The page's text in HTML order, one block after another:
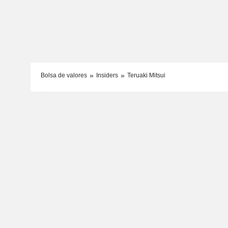
Bolsa de valores Insiders Teruaki Mitsui